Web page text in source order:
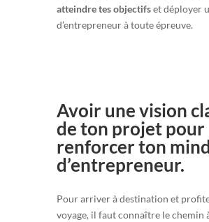
atteindre tes objectifset déployer
d’entrepreneur à toute épreuve.
Avoir une vision
de ton projet pour
renforcer ton
d’entrepreneur.
Pour arriver à destination et
voyage, il faut connaître le chemin